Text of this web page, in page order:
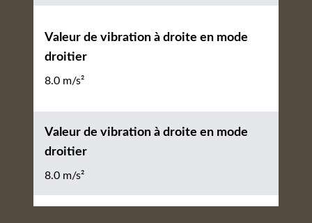
Valeur de vibration à droite en mode
droitier
8.0 m/s²
Valeur de vibration à droite en mode
droitier
8.0 m/s²